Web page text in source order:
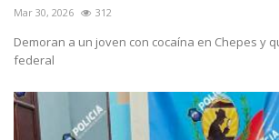
Mar 30, 2026 312
Demoran a un joven con cocaína en Chepes y
federal